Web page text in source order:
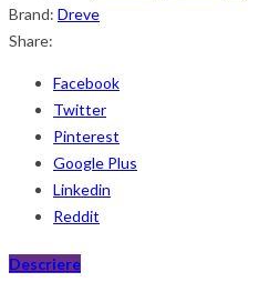
Brand: Dreve
Share:
Facebook
Twitter
Pinterest
Google Plus
Linkedin
Reddit
Descriere